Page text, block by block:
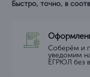
Быстро, точно, в
Соберём и
уведомим
ЕГРЮЛ без